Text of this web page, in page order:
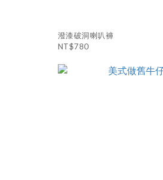
潑漆破洞喇叭褲
NT$780